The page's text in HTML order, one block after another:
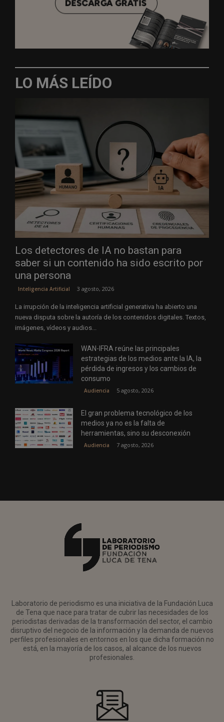
LO MÁS LEÍDO
Los detectores de IA no bastan para
saber si un contenido ha sido escrito por
una persona
Inteligencia Artificial 3 agosto, 2026
La irrupción de la inteligencia artificial generativa ha abierto una
nueva disputa sobre la autoría de los contenidos digitales. Textos,
imágenes, vídeos y audios...
WAN-IFRA reúne las principales
estrategias de los medios ante la IA, la
pérdida de ingresos y los cambios de
consumo
Audiencia 5 agosto, 2026
El gran problema tecnológico de los
medios ya no es la falta de
herramientas, sino su desconexión
Audiencia 7 agosto, 2026
Laboratorio de periodismo es una iniciativa de la Fundación Luca
de Tena que nace para tratar de cubrir las necesidades de los
periodistas derivadas de la transformación del sector, el cambio
disruptivo del negocio de la información y la demanda de nuevos
perfiles profesionales en entornos en los que dicha formación no
está, en la mayoría de los casos, al alcance de los nuevos
profesionales.